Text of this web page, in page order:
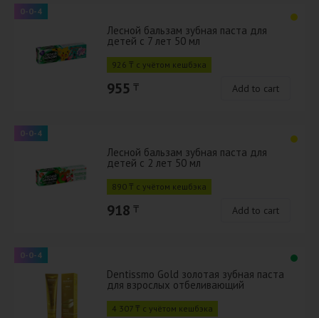
0-0-4
Лесной бальзам зубная паста для
детей с 7 лет 50 мл
926 ₸ с учётом кешбэка
955 ₸ Add to cart
0-0-4
Лесной бальзам зубная паста для
детей с 2 лет 50 мл
890 ₸ с учётом кешбэка
918 ₸ Add to cart
0-0-4
Dentissmo Gold золотая зубная паста
для взрослых отбеливающий
4 307 ₸ с учётом кешбэка